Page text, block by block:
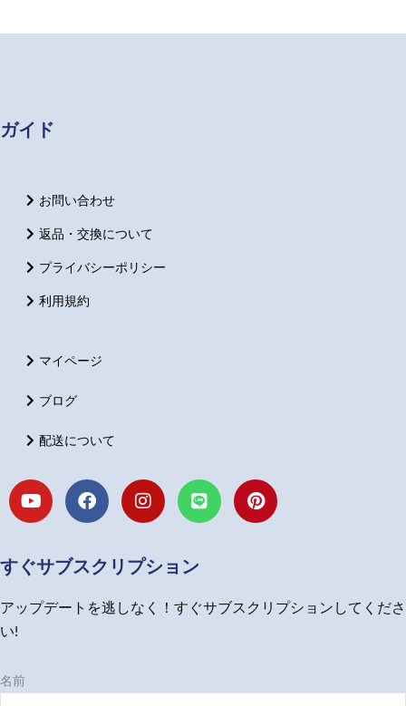
ガイド
お問い合わせ
返品・交換について
プライバシーポリシー
利用規約
マイページ
ブログ
配送について
Y
o
u
u
b
F
a
c
b
o
k
I
n
s
a
g
a
L
i
n
P
i
n
s
すぐサブスクリプション
アップデートを逃しなく！すぐサブスクリプションしてくださ
い!
名前